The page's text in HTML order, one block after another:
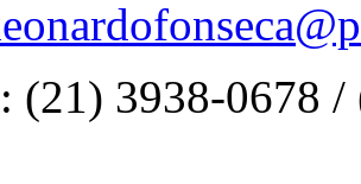
(21) 3938-0678